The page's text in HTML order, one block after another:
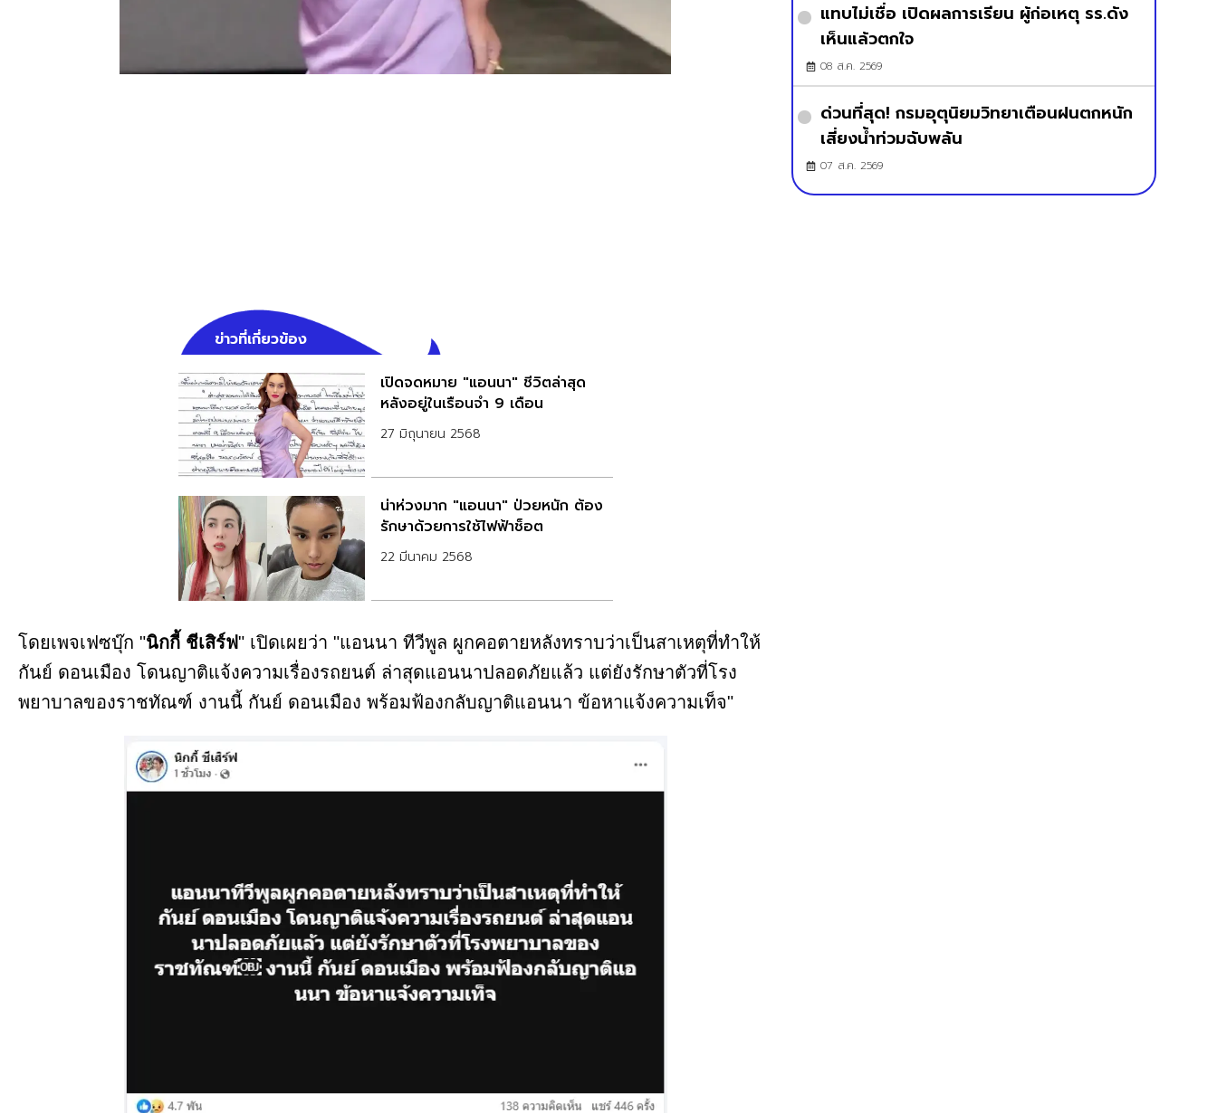
ข่าวที่เกี่ยวข้อง
เปิดจดหมาย "แอนนา" ชีวิตล่าสุด
หลังอยู่ในเรือนจำ 9 เดือน
27 มิถุนายน 2568
น่าห่วงมาก "แอนนา" ป่วยหนัก ต้อง
รักษาด้วยการใช้ไฟฟ้าช็อต
22 มีนาคม 2568
โดยเพจเฟซบุ๊ก "นิกกี้ ชีเสิร์ฟ" เปิดเผยว่า "แอนนา ทีวีพูล ผูกคอตายหลังทราบว่าเป็นสาเหตุที่ทำให้
กันย์ ดอนเมือง โดนญาติแจ้งความเรื่องรถยนต์ ล่าสุดแอนนาปลอดภัยแล้ว แต่ยังรักษาตัวที่โรง
พยาบาลของราชทัณฑ์ งานนี้ กันย์ ดอนเมือง พร้อมฟ้องกลับญาติแอนนา ข้อหาแจ้งความเท็จ"
แทบไม่เชื่อ เปิดผลการเรียน ผู้ก่อเหตุ รร.ดัง
เห็นแล้วตกใจ
08 ส.ค. 2569
ด่วนที่สุด! กรมอุตุนิยมวิทยาเตือนฝนตกหนัก
เสี่ยงน้ำท่วมฉับพลัน
07 ส.ค. 2569